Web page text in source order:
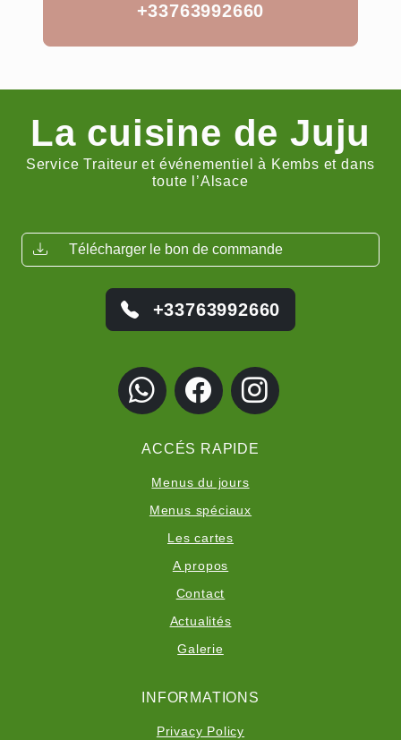
+33763992660
La cuisine de Juju
Service Traiteur et événementiel à Kembs et dans
toute l’Alsace
Télécharger le bon de commande
+33763992660
ACCÉS RAPIDE
Menus du jours
Menus spéciaux
Les cartes
A propos
Contact
Actualités
Galerie
INFORMATIONS
Privacy Policy